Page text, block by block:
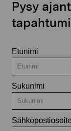
Pysy
Etunimi
Sukunimi